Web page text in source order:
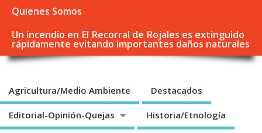
Quienes Somos
Un incendio en El Recorral de Rojales es extinguido
rápidamente evitando importantes daños naturales
Agricultura/Medio Ambiente Destacados
Editorial-Opinión-Quejas Historia/Etnología